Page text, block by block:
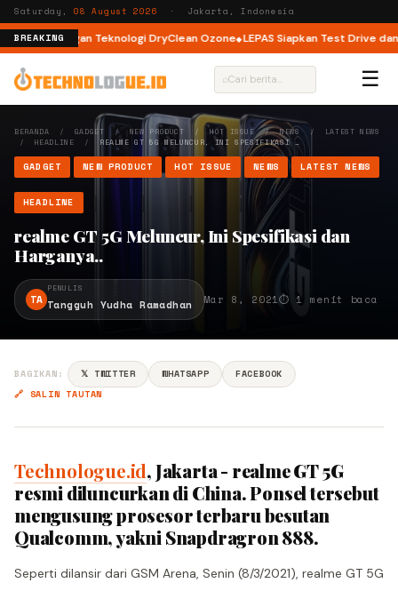
Saturday,08 August 2026 · Jakarta, Indonesia
BREAKING
Load dengan Teknologi DryClean Ozone LEPAS Siapkan Test Drive dan
⌕ ☰
BERANDA / GADGET / NEW PRODUCT / HOT ISSUE/NEWS/
LATEST NEWS
/ HEADLINE / REALME GT 5G MELUNCUR, INI SPESIFIKASI …
GADGET NEW PRODUCT HOT ISSUE NEWS LATEST NEWS
HEADLINE
realme GT 5G Meluncur, Ini Spesifikasi dan
Harganya..
TA
PENULIS
Tangguh Yudha Ramadhan Mar 8, 2021⏱ 1 menit baca
BAGIKAN: 𝕏 TWITTER WHATSAPP
FACEBOOK
🔗 SALIN TAUTAN
Technologue.id, Jakarta - realme GT 5G
resmi diluncurkan di China. Ponsel tersebut
mengusung prosesor terbaru besutan
Qualcomm, yakni Snapdragron 888.
Seperti dilansir dari GSM Arena, Senin (8/3/2021), realme GT 5G